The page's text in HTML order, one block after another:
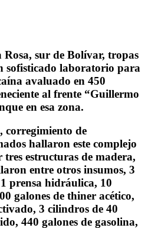
sur de Bolívar, tropas
sofisticado laboratorio para
avaluado en 450
al frente “Guillermo
en esa zona.
corregimiento de
hallaron este complejo
tres estructuras de madera,
entre otros insumos, 3
prensa hidráulica, 10
galones de thiner acético,
3 cilindros de 40
440 galones de gasolina,